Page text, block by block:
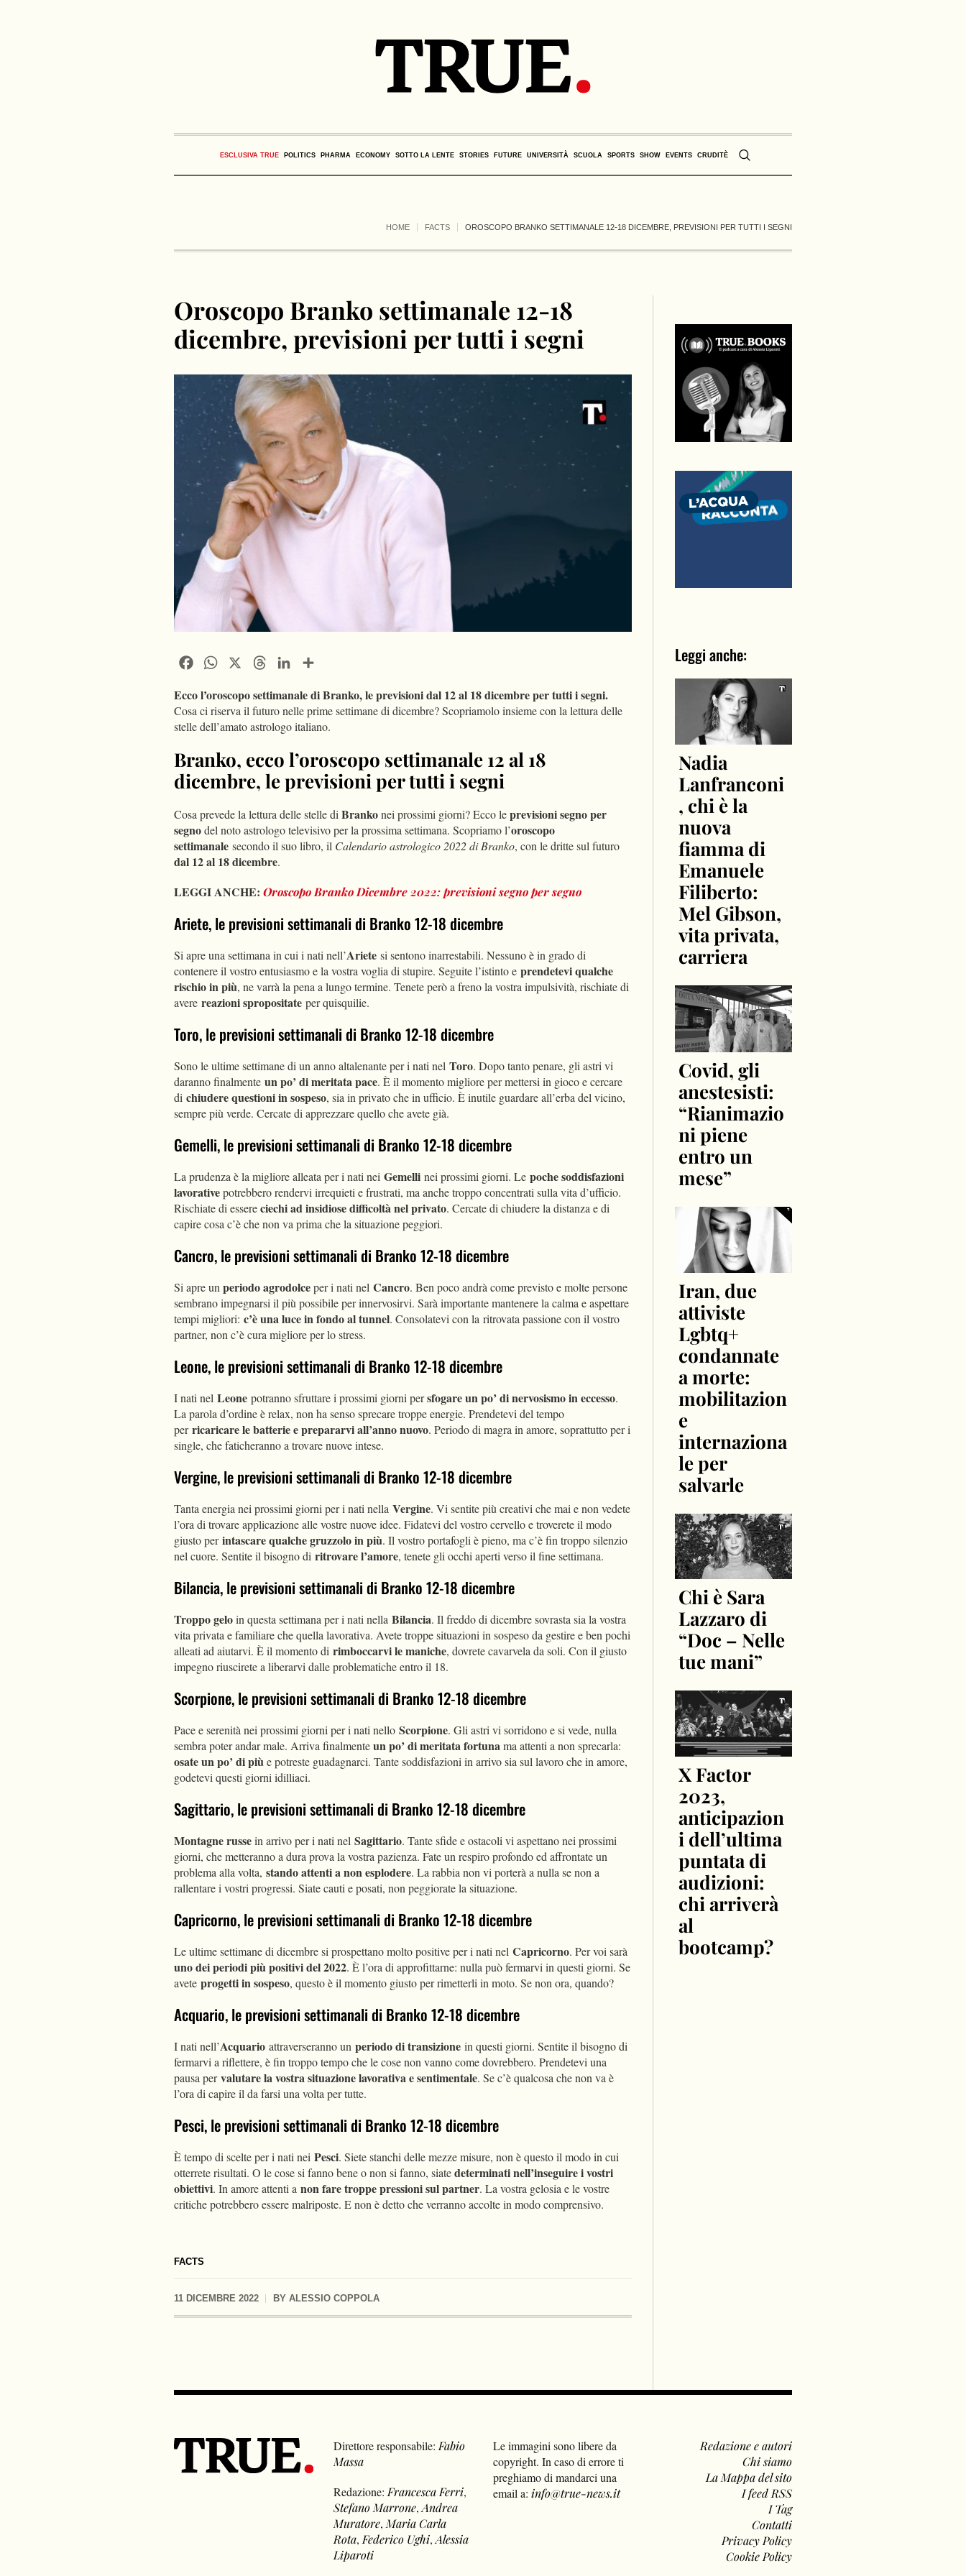
ESCLUSIVA TRUE POLITICS PHARMA ECONOMY SOTTO LA LENTE STORIES FUTURE UNIVERSITÀ SCUOLA SPORTS SHOW EVENTS CRUDITÈ
HOME FACTS OROSCOPO BRANKO SETTIMANALE 12-18 DICEMBRE, PREVISIONI PER TUTTI I SEGNI
FACTS
Oroscopo Branko settimanale 12-18
dicembre, previsioni per tutti i segni
11 DICEMBRE 2022 BY ALESSIO COPPOLA
FacebookWhatsApp ThreadsLinkedIn
Ecco l’oroscopo settimanale di Branko, le previsioni dal 12 al 18 dicembre per tutti i segni.
Cosa ci riserva il futuro nelle prime settimane di dicembre? Scopriamolo insieme con la lettura delle
stelle dell’amato astrologo italiano.
Branko, ecco l’oroscopo settimanale 12 al 18
dicembre, le previsioni per tutti i segni
Cosa prevede la lettura delle stelle diBrankonei prossimi giorni? Ecco leprevisioni segno per
segnodel noto astrologo televisivo per la prossima settimana. Scopriamo l’oroscopo
settimanale secondo il suo libro, il Calendario astrologico 2022 di Branko, con le dritte sul futuro
dal 12 al 18 dicembre.
LEGGI ANCHE: Oroscopo Branko Dicembre 2022: previsioni segno per segno
Ariete, le previsioni settimanali di Branko 12-18 dicembre
Si apre una settimana in cui i nati nell’Ariete si sentono inarrestabili. Nessuno è in grado di
contenere il vostro entusiasmo e la vostra voglia di stupire. Seguite l’istinto e prendetevi qualche
rischio in più, ne varrà la pena a lungo termine. Tenete però a freno la vostra impulsività, rischiate di
avere reazioni spropositate per quisquilie.
Toro, le previsioni settimanali di Branko 12-18 dicembre
Sono le ultime settimane di un anno altalenante per i nati nel Toro. Dopo tanto penare, gli astri vi
daranno finalmente un po’ di meritata pace. È il momento migliore per mettersi in gioco e cercare
di chiudere questioni in sospeso, sia in privato che in ufficio. È inutile guardare all’erba del vicino,
sempre più verde. Cercate di apprezzare quello che avete già.
Gemelli, le previsioni settimanali di Branko 12-18 dicembre
La prudenza è la migliore alleata per i nati nei Gemelli nei prossimi giorni. Le poche soddisfazioni
lavorativepotrebbero rendervi irrequieti e frustrati, ma anche troppo concentrati sulla vita d’ufficio.
Rischiate di essereciechi ad insidiose difficoltà nel privato. Cercate di chiudere la distanza e di
capire cosa c’è che non va prima che la situazione peggiori.
Cancro, le previsioni settimanali di Branko 12-18 dicembre
Si apre unperiodo agrodolceper i nati nel Cancro. Ben poco andrà come previsto e molte persone
sembrano impegnarsi il più possibile per innervosirvi. Sarà importante mantenere la calma e aspettare
tempi migliori: c’è una luce in fondo al tunnel. Consolatevi con la ritrovata passione con il vostro
partner, non c’è cura migliore per lo stress.
Leone, le previsioni settimanali di Branko 12-18 dicembre
I nati nel Leone potranno sfruttare i prossimi giorni persfogareun po’ di nervosismo in eccesso.
La parola d’ordine è relax, non ha senso sprecare troppe energie. Prendetevi del tempo
perricaricare le batterie e prepararvi all’anno nuovo. Periodo di magra in amore, soprattutto per i
single, che faticheranno a trovare nuove intese.
Vergine, le previsioni settimanali di Branko 12-18 dicembre
Tanta energia nei prossimi giorni per i nati nella Vergine. Vi sentite più creativi che mai e non vedete
l’ora di trovare applicazione alle vostre nuove idee. Fidatevi del vostro cervello e troverete il modo
giusto perintascare qualche gruzzolo in più. Il vostro portafogli è pieno, ma c’è fin troppo silenzio
nel cuore. Sentite il bisogno di ritrovare l’amore, tenete gli occhi aperti verso il fine settimana.
Bilancia, le previsioni settimanali di Branko 12-18 dicembre
Troppo geloin questa settimana per i nati nella Bilancia. Il freddo di dicembre sovrasta sia la vostra
vita privata e familiare che quella lavorativa. Avete troppe situazioni in sospeso da gestire e ben pochi
alleati ad aiutarvi. È il momento di rimboccarvi le maniche, dovrete cavarvela da soli. Con il giusto
impegno riuscirete a liberarvi dalle problematiche entro il 18.
Scorpione, le previsioni settimanali di Branko 12-18 dicembre
Pace e serenità nei prossimi giorni per i nati nello Scorpione. Gli astri vi sorridono e si vede, nulla
sembra poter andar male. Arriva finalmenteun po’ di meritata fortunama attenti a non sprecarla:
osate un po’ di piùe potreste guadagnarci. Tante soddisfazioni in arrivo sia sul lavoro che in amore,
godetevi questi giorni idilliaci.
Sagittario, le previsioni settimanali di Branko 12-18 dicembre
Montagne russein arrivo per i nati nel Sagittario. Tante sfide e ostacoli vi aspettano nei prossimi
giorni, che metteranno a dura prova la vostra pazienza. Fate un respiro profondo ed affrontate un
problema alla volta, stando attenti a non esplodere. La rabbia non vi porterà a nulla se non a
rallentare i vostri progressi. Siate cauti e posati, non peggiorate la situazione.
Capricorno, le previsioni settimanali di Branko 12-18 dicembre
Le ultime settimane di dicembre si prospettano molto positive per i nati nel Capricorno. Per voi sarà
uno dei periodi più positivi del 2022. È l’ora di approfittarne: nulla può fermarvi in questi giorni. Se
avete progetti in sospeso, questo è il momento giusto per rimetterli in moto. Se non ora, quando?
Acquario, le previsioni settimanali di Branko 12-18 dicembre
I nati nell’Acquario attraverseranno un periodo di transizione in questi giorni. Sentite il bisogno di
fermarvi a riflettere, è fin troppo tempo che le cose non vanno come dovrebbero. Prendetevi una
pausa pervalutare la vostra situazione lavorativa e sentimentale. Se c’è qualcosa che non va è
l’ora di capire il da farsi una volta per tutte.
Pesci, le previsioni settimanali di Branko 12-18 dicembre
È tempo di scelte per i nati nei Pesci. Siete stanchi delle mezze misure, non è questo il modo in cui
otterrete risultati. O le cose si fanno bene o non si fanno, siatedeterminati nell’inseguire i vostri
obiettivi. In amore attenti a non fare troppe pressioni sul partner. La vostra gelosia e le vostre
critiche potrebbero essere malriposte. E non è detto che verranno accolte in modo comprensivo.
Leggi anche:
Nadia
Lanfranconi
, chi è la
nuova
fiamma di
Emanuele
Filiberto:
Mel Gibson,
vita privata,
carriera
Covid, gli
anestesisti:
“Rianimazio
ni piene
entro un
mese”
Iran, due
attiviste
Lgbtq+
condannate
a morte:
mobilitazion
e
internaziona
le per
salvarle
Chi è Sara
Lazzaro di
“Doc – Nelle
tue mani”
X Factor
2023,
anticipazion
i dell’ultima
puntata di
audizioni:
chi arriverà
al
bootcamp?
Direttore responsabile:Fabio
Massa
Redazione:Francesca Ferri,
Stefano Marrone,Andrea
Muratore,Maria Carla
Rota,Federico Ughi,Alessia
Liparoti
Le immagini sono libere da
copyright. In caso di errore ti
preghiamo di mandarci una
email a: info@true-news.it
Redazione e autori
Chi siamo
La Mappa del sito
I feed RSS
I Tag
Contatti
Privacy Policy
Cookie Policy